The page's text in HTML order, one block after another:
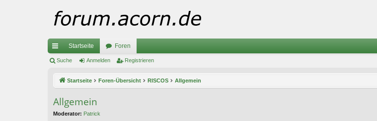
ch
ug
Startseite Foren
Suche Anmelden Registrieren
Startseite Foren-Übersicht RISCOS Allgemein
Allgemein
Moderator: Patrick